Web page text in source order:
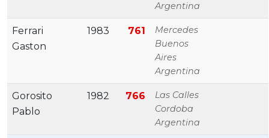
Argentina
Ferrari
Gaston
1983 761
Mercedes
Buenos
Aires
Argentina
Gorosito
Pablo
1982 766
Las Calles
Cordoba
Argentina